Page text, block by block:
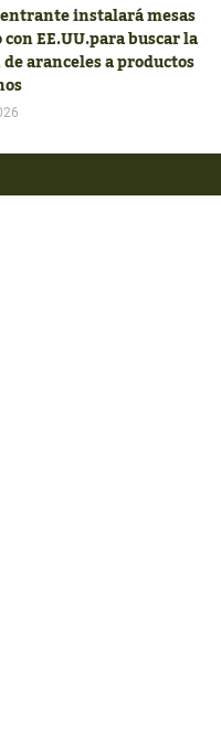
instalará mesas
EE.UU.para buscar la
aranceles a productos